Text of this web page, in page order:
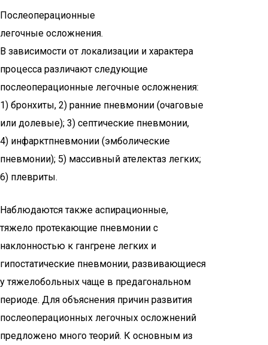
Послеоперационные
легочные осложнения.
В зависимости от локализации и характера
процесса различают следующие
послеоперационные легочные осложнения:
1) бронхиты, 2) ранние пневмонии (очаговые
или долевые); 3) септические пневмонии,
4) инфарктпневмонии (эмболические
пневмонии); 5) массивный ателектаз легких;
6) плевриты.
Наблюдаются также аспирационные,
тяжело протекающие пневмонии с
наклонностью к гангрене легких и
гипостатические пневмонии, развивающиеся
у тяжелобольных чаще в предагональном
периоде. Для объяснения причин развития
послеоперационных легочных осложнений
предложено много теорий. К основным из